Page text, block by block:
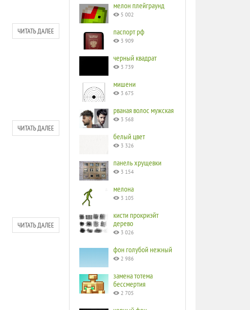
ЧИТАТЬ ДАЛЕЕ
ЧИТАТЬ ДАЛЕЕ
ЧИТАТЬ ДАЛЕЕ
мелон плейграунд
5 002
паспорт рф
3 909
черный квадрат
3 739
мишени
3 675
рваная волос мужская
3 568
белый цвет
3 326
панель хрущевки
3 154
мелона
3 105
кисти прокриэйт
дерево
3 026
фон голубой нежный
2 986
замена тотема
бессмертия
2 705